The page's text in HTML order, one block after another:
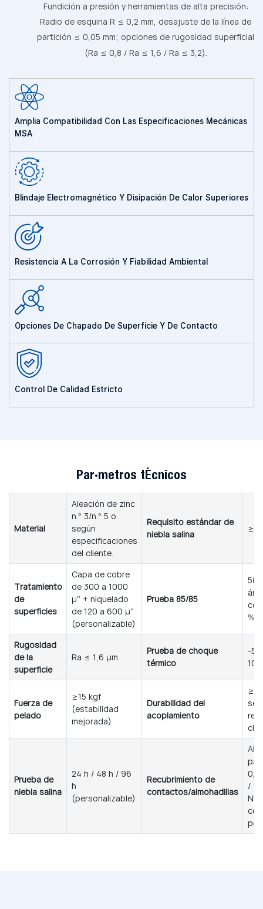
Fundición a presión y herramientas de alta precisión:
Radio de esquina R ≤ 0,2 mm, desajuste de la línea de
partición ≤ 0,05 mm; opciones de rugosidad superficial
(Ra ≤ 0,8 / Ra ≤ 1,6 / Ra ≤ 3,2).
Amplia Compatibilidad Con Las Especificaciones Mecánicas
MSA
Blindaje Electromagnético Y Disipación De Calor Superiores
Resistencia A La Corrosión Y Fiabilidad Ambiental
Opciones De Chapado De Superficie Y De Contacto
Control De Calidad Estricto
Parámetros técnicos
Material
Aleación de zinc
n.° 3/n.° 5 o
según
especificaciones
del cliente.
Requisito estándar de
niebla salina
Tratamiento
de
superficies
Capa de cobre
de 300 a 1000
μ" + niquelado
de 120 a 600 μ"
(personalizable)
Prueba 85/85
%
Rugosidad
de la
superficie
Ra ≤ 1,6 μm
Prueba de choque
térmico
-
Fuerza de
pelado
≥15 kgf
(estabilidad
mejorada)
Durabilidad del
acoplamiento
Prueba de
niebla salina
24 h / 48 h / 96
h
(personalizable)
Recubrimiento de
contactos/almohadillas
/
Ni;